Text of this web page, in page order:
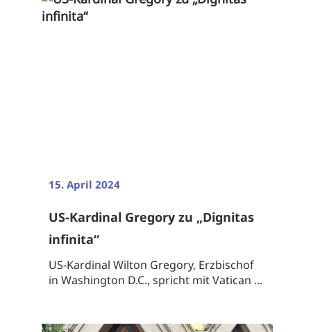
15. April 2024
US-Kardinal Gregory zu „Dignitas
infinita“
US-Kardinal Wilton Gregory, Erzbischof
in Washington D.C., spricht mit Vatican ...